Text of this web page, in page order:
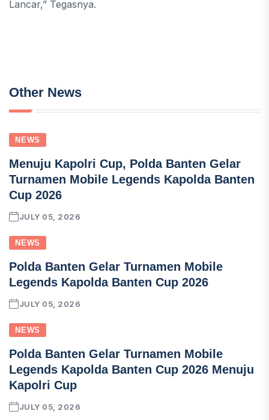
Lancar,” Tegasnya.
Other News
NEWS
Menuju Kapolri Cup, Polda Banten Gelar
Turnamen Mobile Legends Kapolda Banten
Cup 2026
JULY 05, 2026
NEWS
Polda Banten Gelar Turnamen Mobile
Legends Kapolda Banten Cup 2026
JULY 05, 2026
NEWS
Polda Banten Gelar Turnamen Mobile
Legends Kapolda Banten Cup 2026 Menuju
Kapolri Cup
JULY 05, 2026